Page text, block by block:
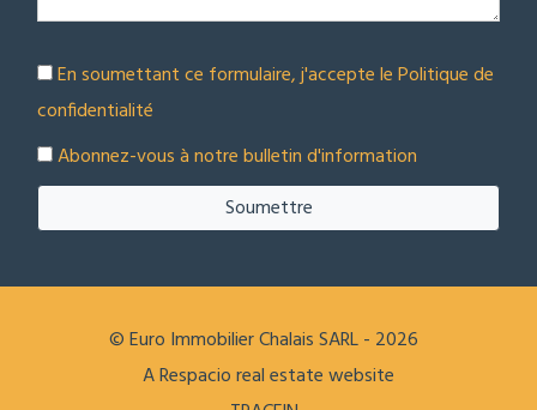
En soumettant ce formulaire, j'accepte lePolitique de
confidentialité
Abonnez-vous à notre bulletin d'information
Soumettre
© Euro Immobilier Chalais SARL - 2026
A Respacio real estate website